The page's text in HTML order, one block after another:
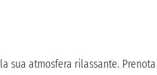
sua atmosfera rilassante.